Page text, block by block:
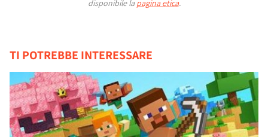
disponibile la pagina etica.
TI POTREBBE INTERESSARE